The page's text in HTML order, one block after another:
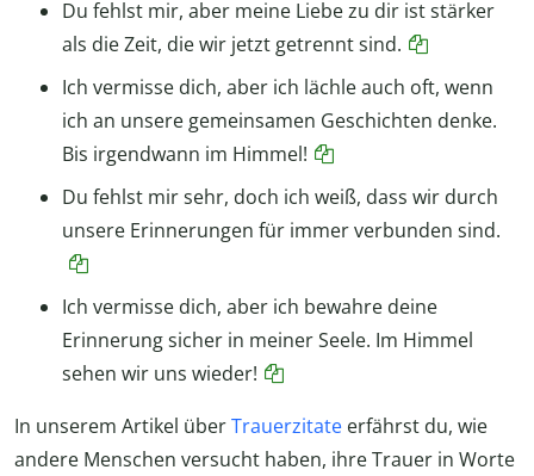
Du fehlst mir, aber meine Liebe zu dir ist stärker
als die Zeit, die wir jetzt getrennt sind.
Ich vermisse dich, aber ich lächle auch oft, wenn
ich an unsere gemeinsamen Geschichten denke.
Bis irgendwann im Himmel!
Du fehlst mir sehr, doch ich weiß, dass wir durch
unsere Erinnerungen für immer verbunden sind.
Ich vermisse dich, aber ich bewahre deine
Erinnerung sicher in meiner Seele. Im Himmel
sehen wir uns wieder!
In unserem Artikel überTrauerzitate erfährst du, wie
andere Menschen versucht haben, ihre Trauer in Worte